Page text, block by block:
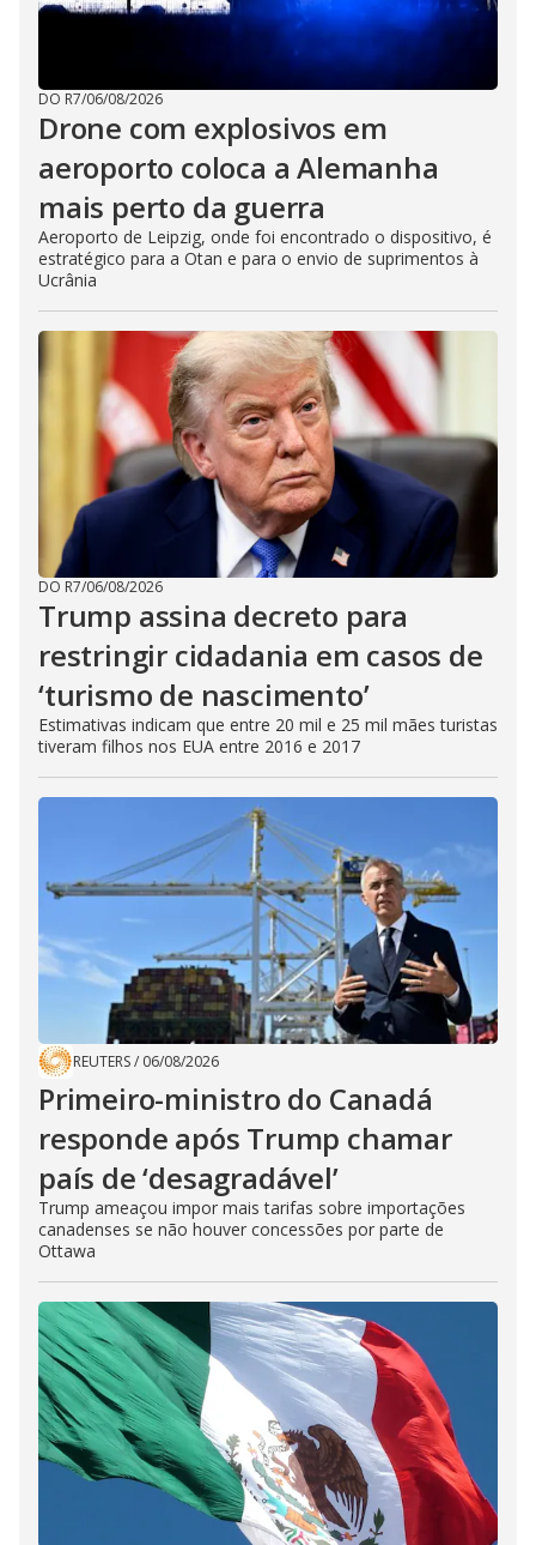
DO R7/06/08/2026
Drone com explosivos em
aeroporto coloca a Alemanha
mais perto da guerra
Aeroporto de Leipzig, onde foi encontrado o dispositivo, é
estratégico para a Otan e para o envio de suprimentos à
Ucrânia
DO R7/06/08/2026
Trump assina decreto para
restringir cidadania em casos de
‘turismo de nascimento’
Estimativas indicam que entre 20 mil e 25 mil mães turistas
tiveram filhos nos EUA entre 2016 e 2017
REUTERS/ 06/08/2026
Primeiro-ministro do Canadá
responde após Trump chamar
país de ‘desagradável’
Trump ameaçou impor mais tarifas sobre importações
canadenses se não houver concessões por parte de
Ottawa